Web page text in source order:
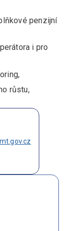
penzijní
i pro
růstu,